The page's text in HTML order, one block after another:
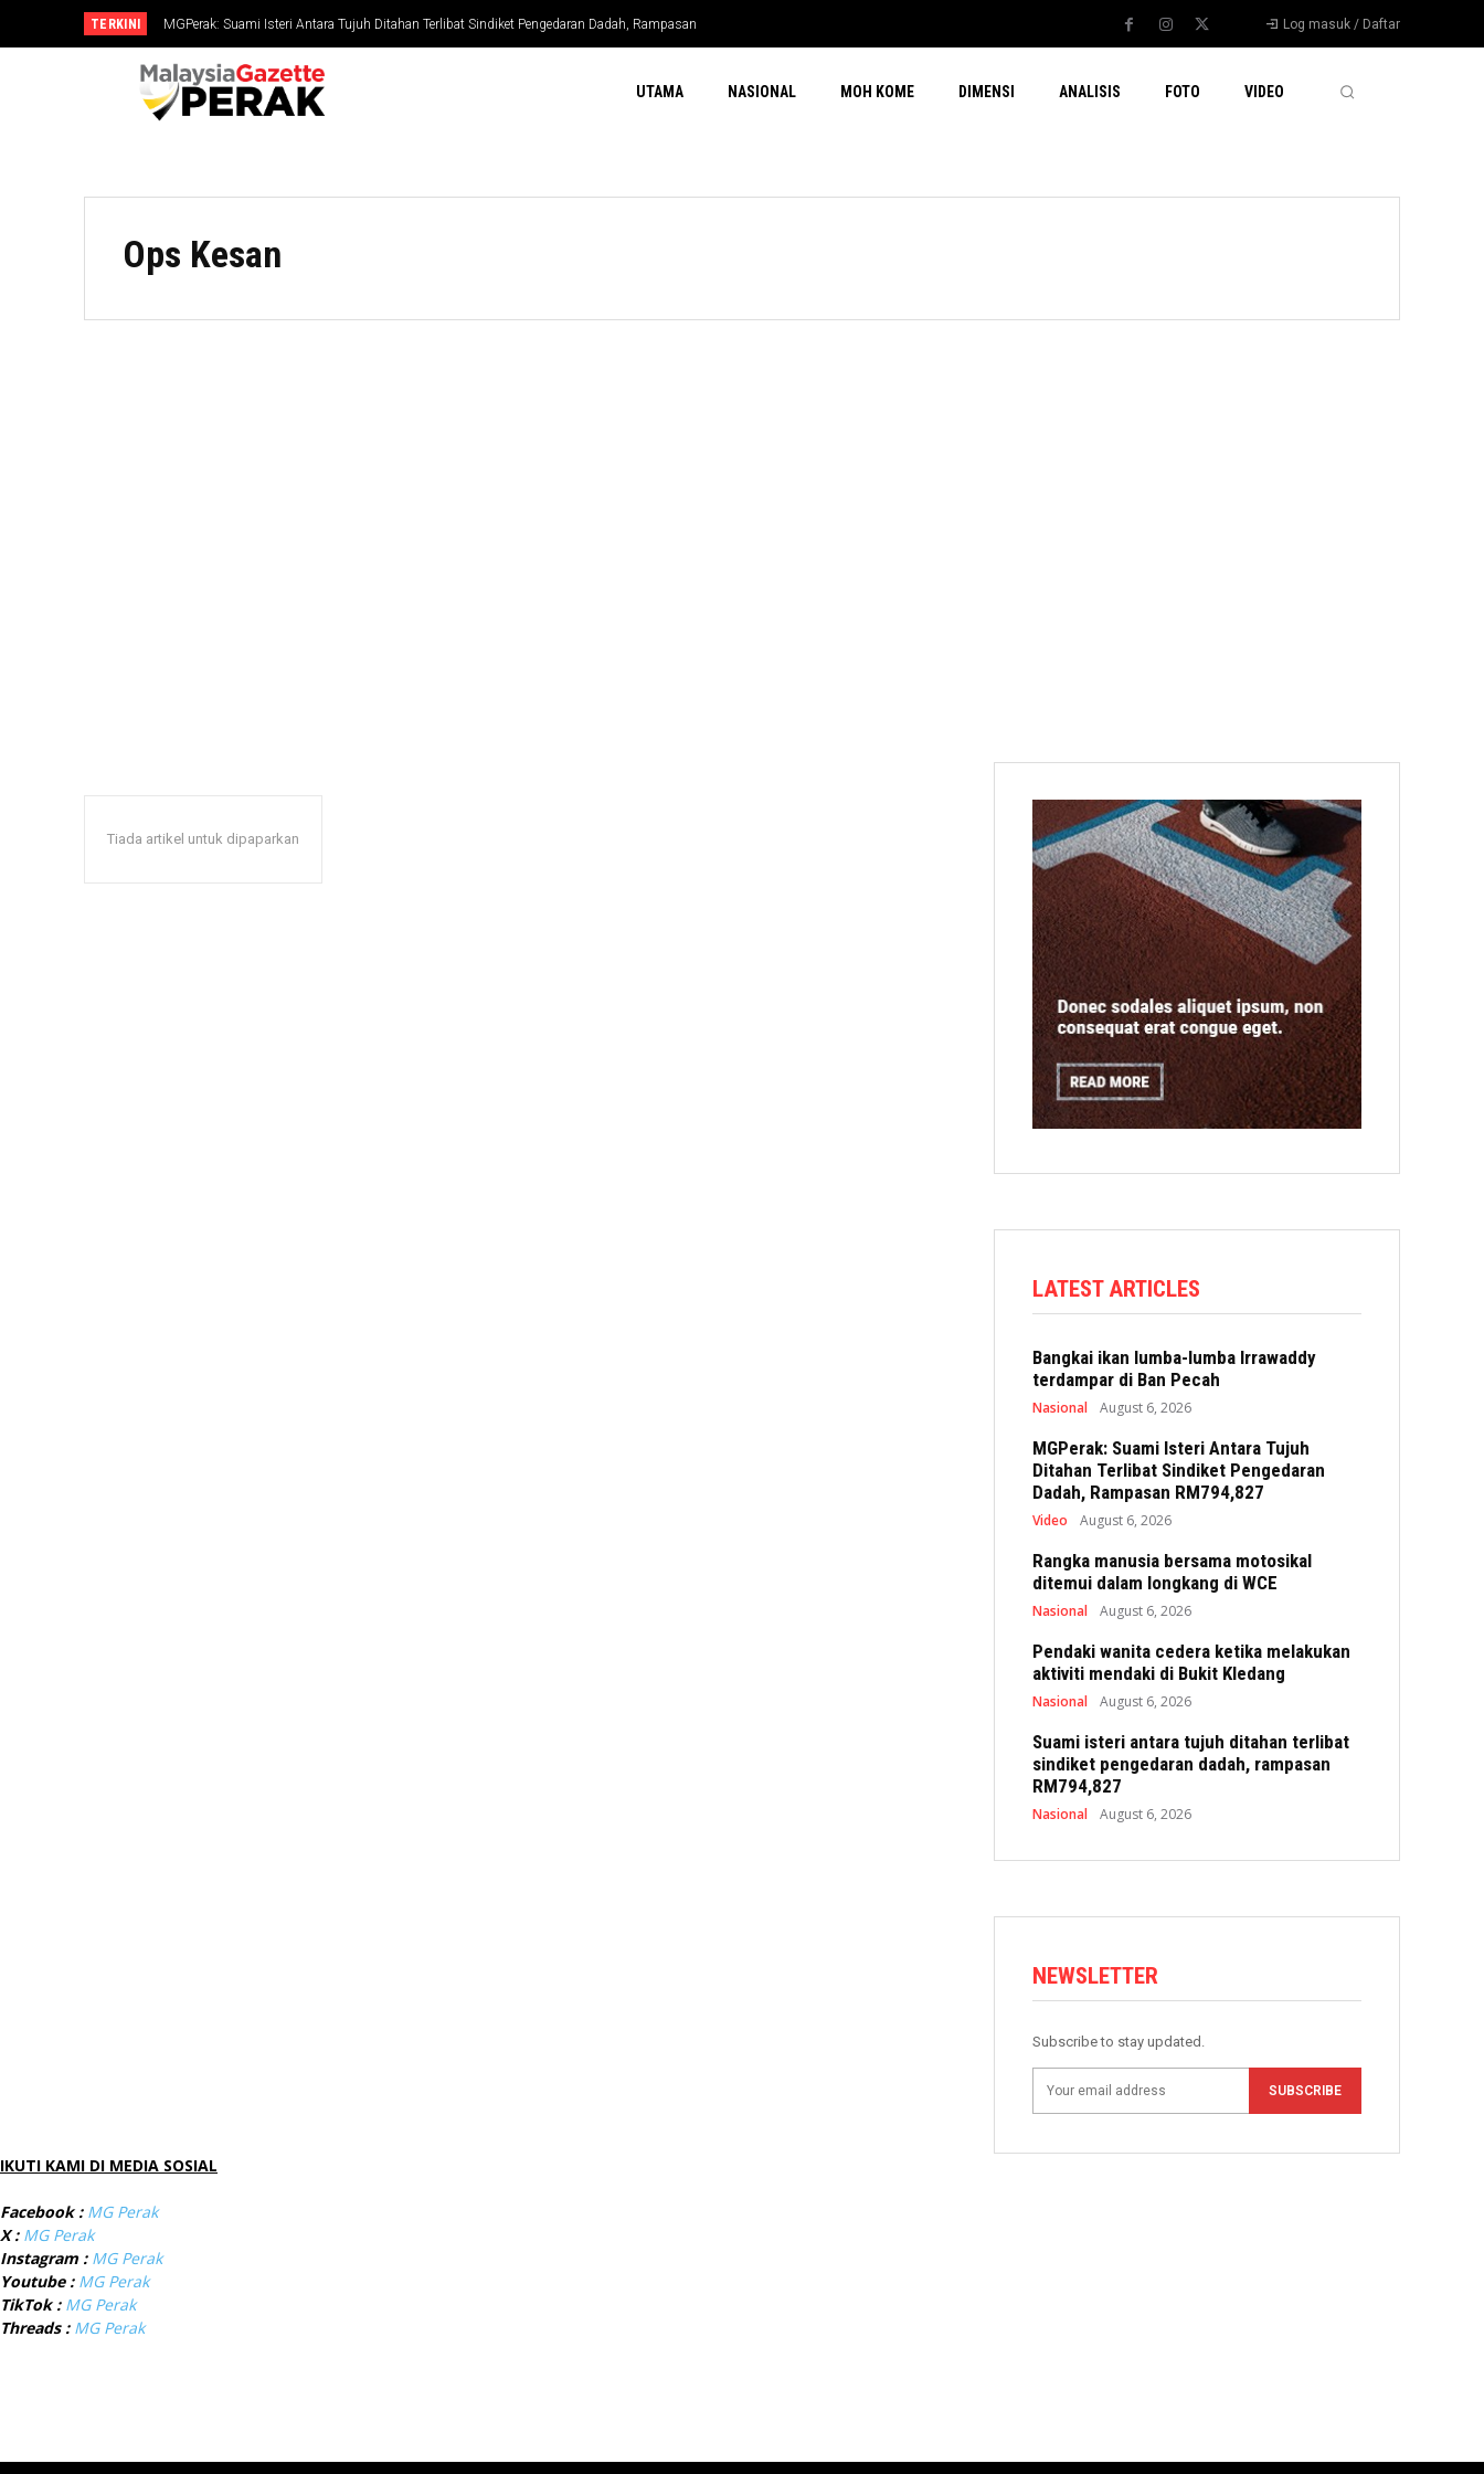
TERKINI
MGPerak: Suami Isteri Antara Tujuh Ditahan Terlibat Sindiket Pengedaran Dadah, Rampasan
RM794,827
Log masuk / Daftar
UTAMA NASIONAL MOH KOME DIMENSI ANALISIS FOTO VIDEO
Ops Kesan
Tiada artikel untuk dipaparkan
LATEST ARTICLES
Bangkai ikan lumba-lumba Irrawaddy
terdampar di Ban Pecah
Nasional August 6, 2026
MGPerak: Suami Isteri Antara Tujuh
Ditahan Terlibat Sindiket Pengedaran
Dadah, Rampasan RM794,827
Video August 6, 2026
Rangka manusia bersama motosikal
ditemui dalam longkang di WCE
Nasional August 6, 2026
Pendaki wanita cedera ketika melakukan
aktiviti mendaki di Bukit Kledang
Nasional August 6, 2026
Suami isteri antara tujuh ditahan terlibat
sindiket pengedaran dadah, rampasan
RM794,827
Nasional August 6, 2026
NEWSLETTER
Subscribe to stay updated.
SUBSCRIBE
IKUTI KAMI DI MEDIA SOSIAL
Facebook : MG Perak
X : MG Perak
Instagram : MG Perak
Youtube : MG Perak
TikTok : MG Perak
Threads : MG Perak